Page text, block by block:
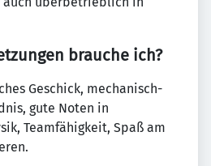
brauche ich?
Geschick, mechanisch-
gute Noten in
Teamfähigkeit, Spaß am